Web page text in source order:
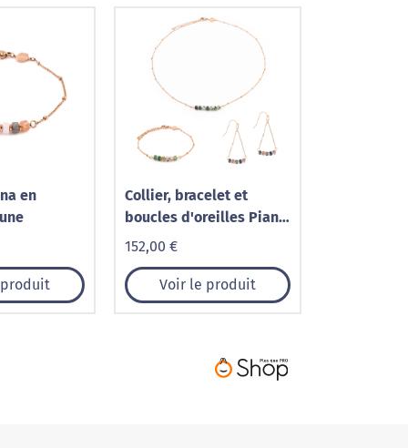
en
Collier, bracelet et
boucles d'oreilles Piana
en pierres Agate
152,00 €
Voir le produit